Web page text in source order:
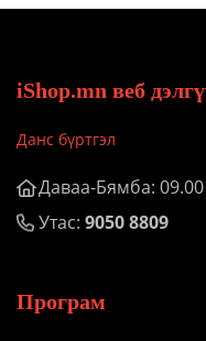
iShop.mn веб
Данс бүртгэл
Даваа-Бямба:
Утас: 9050 8809
Програм